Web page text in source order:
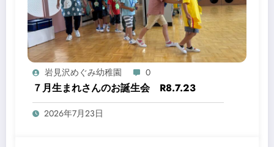
岩見沢めぐみ幼稚園 0
７月生まれさんのお誕生会 R8.7.23
2026年7月23日